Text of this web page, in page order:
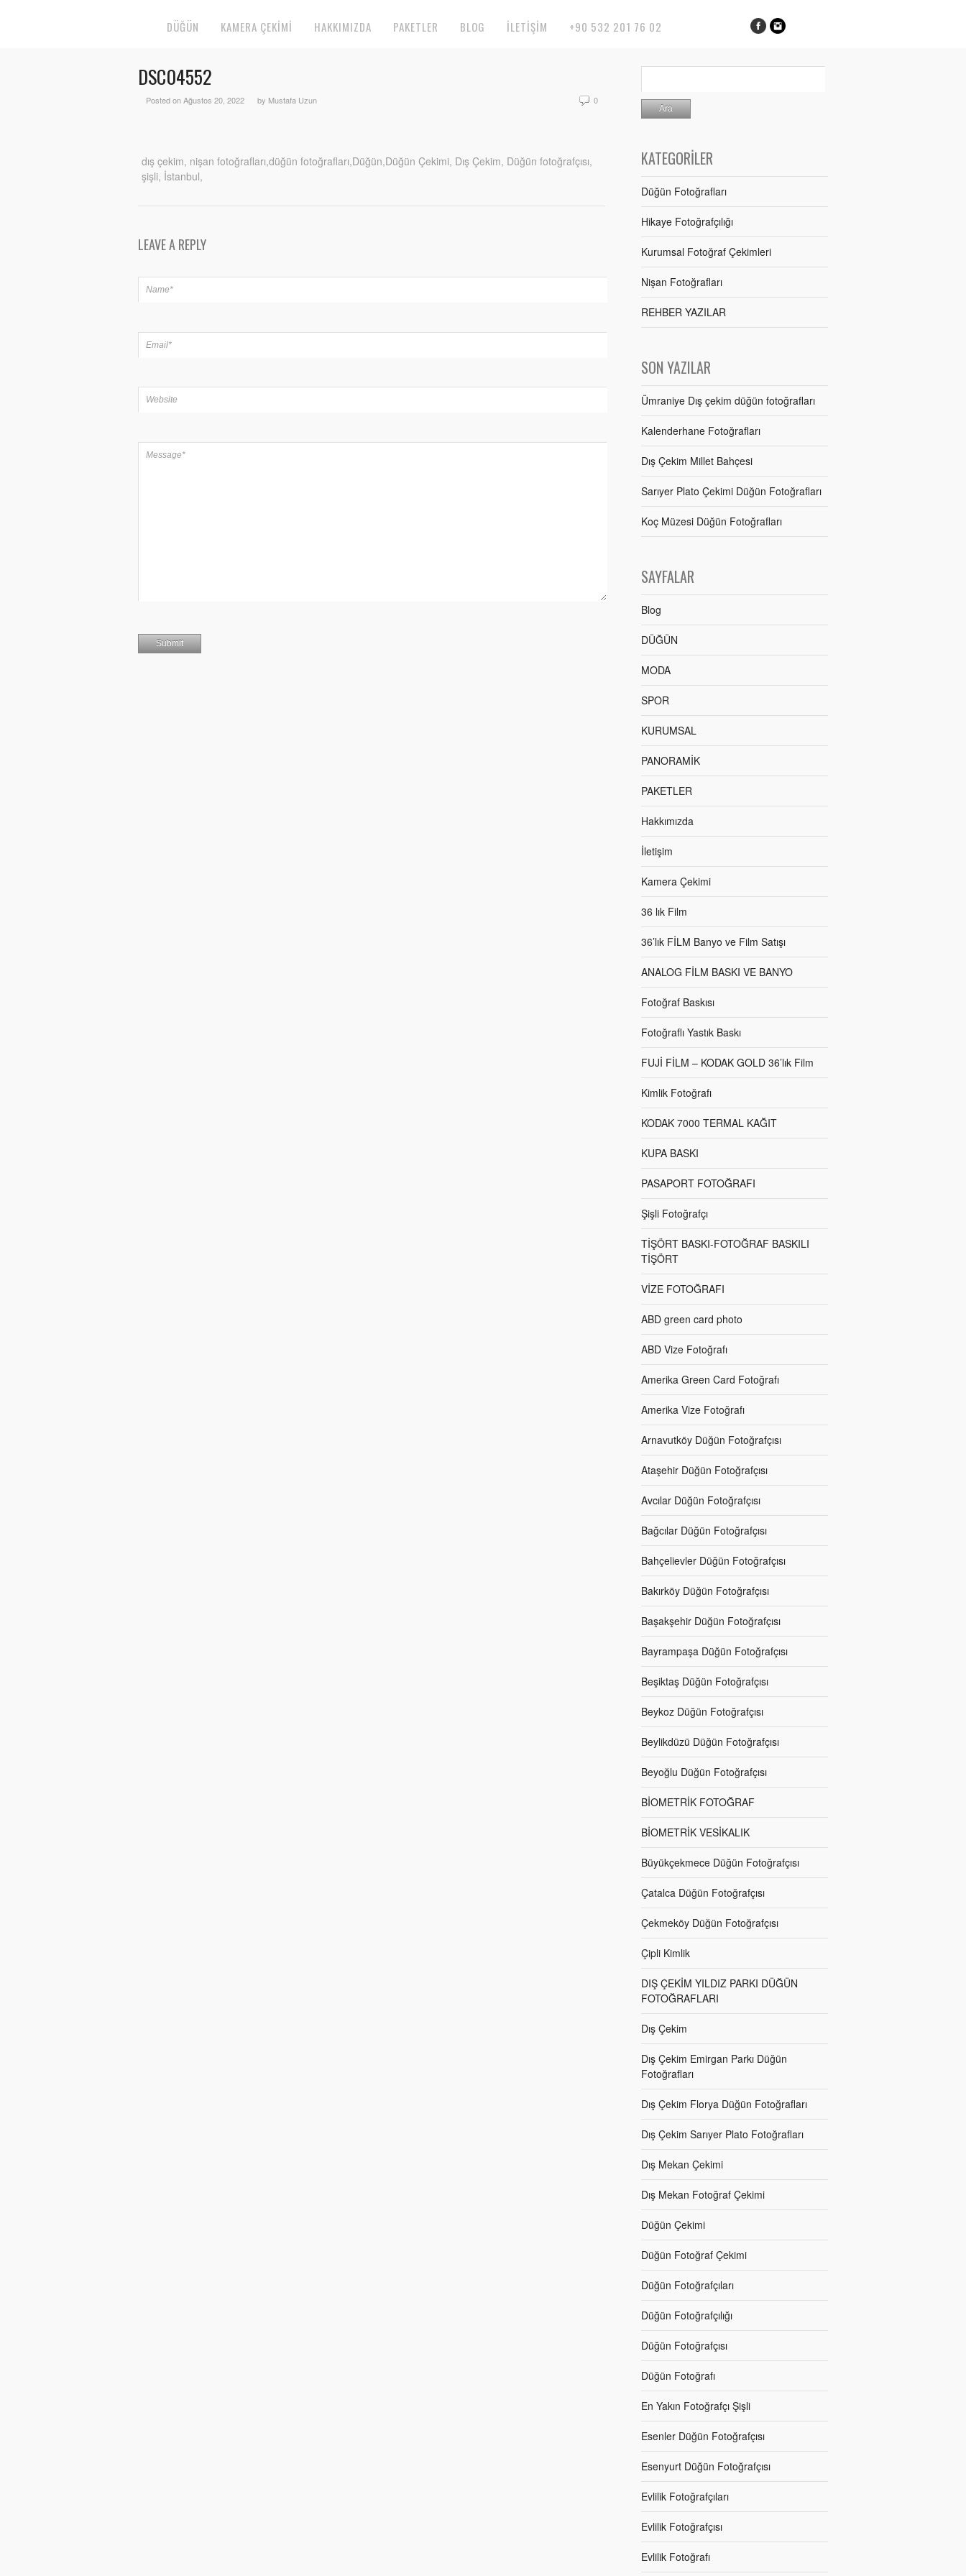
DÜĞÜN KAMERA ÇEKIMI HAKKIMIZDA PAKETLER BLOG İLETIŞIM +90 532 201 76 02
DSC04552
Posted on Ağustos 20, 2022 by Mustafa Uzun 0
dış çekim, nişan fotoğrafları,düğün fotoğrafları,Düğün,Düğün Çekimi, Dış Çekim, Düğün fotoğrafçısı,
şişli, İstanbul,
LEAVE A REPLY
KATEGORILER
Düğün Fotoğrafları
Hikaye Fotoğrafçılığı
Kurumsal Fotoğraf Çekimleri
Nişan Fotoğrafları
REHBER YAZILAR
SON YAZILAR
Ümraniye Dış çekim düğün fotoğrafları
Kalenderhane Fotoğrafları
Dış Çekim Millet Bahçesi
Sarıyer Plato Çekimi Düğün Fotoğrafları
Koç Müzesi Düğün Fotoğrafları
SAYFALAR
Blog
DÜĞÜN
MODA
SPOR
KURUMSAL
PANORAMİK
PAKETLER
Hakkımızda
İletişim
Kamera Çekimi
36 lık Film
36’lık FİLM Banyo ve Film Satışı
ANALOG FİLM BASKI VE BANYO
Fotoğraf Baskısı
Fotoğraflı Yastık Baskı
FUJİ FİLM – KODAK GOLD 36’lık Film
Kimlik Fotoğrafı
KODAK 7000 TERMAL KAĞIT
KUPA BASKI
PASAPORT FOTOĞRAFI
Şişli Fotoğrafçı
TİŞÖRT BASKI-FOTOĞRAF BASKILI
TİŞÖRT
VİZE FOTOĞRAFI
ABD green card photo
ABD Vize Fotoğrafı
Amerika Green Card Fotoğrafı
Amerika Vize Fotoğrafı
Arnavutköy Düğün Fotoğrafçısı
Ataşehir Düğün Fotoğrafçısı
Avcılar Düğün Fotoğrafçısı
Bağcılar Düğün Fotoğrafçısı
Bahçelievler Düğün Fotoğrafçısı
Bakırköy Düğün Fotoğrafçısı
Başakşehir Düğün Fotoğrafçısı
Bayrampaşa Düğün Fotoğrafçısı
Beşiktaş Düğün Fotoğrafçısı
Beykoz Düğün Fotoğrafçısı
Beylikdüzü Düğün Fotoğrafçısı
Beyoğlu Düğün Fotoğrafçısı
BİOMETRİK FOTOĞRAF
BİOMETRİK VESİKALIK
Büyükçekmece Düğün Fotoğrafçısı
Çatalca Düğün Fotoğrafçısı
Çekmeköy Düğün Fotoğrafçısı
Çipli Kimlik
DIŞ ÇEKİM YILDIZ PARKI DÜĞÜN
FOTOĞRAFLARI
Dış Çekim
Dış Çekim Emirgan Parkı Düğün
Fotoğrafları
Dış Çekim Florya Düğün Fotoğrafları
Dış Çekim Sarıyer Plato Fotoğrafları
Dış Mekan Çekimi
Dış Mekan Fotoğraf Çekimi
Düğün Çekimi
Düğün Fotoğraf Çekimi
Düğün Fotoğrafçıları
Düğün Fotoğrafçılığı
Düğün Fotoğrafçısı
Düğün Fotoğrafı
En Yakın Fotoğrafçı Şişli
Esenler Düğün Fotoğrafçısı
Esenyurt Düğün Fotoğrafçısı
Evlilik Fotoğrafçıları
Evlilik Fotoğrafçısı
Evlilik Fotoğrafı